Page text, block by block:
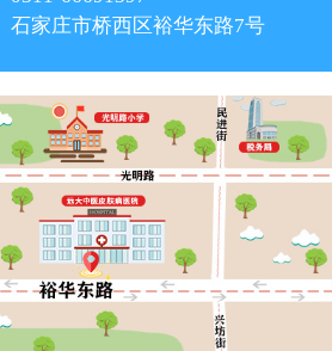
石家庄市桥西区裕华东路7号